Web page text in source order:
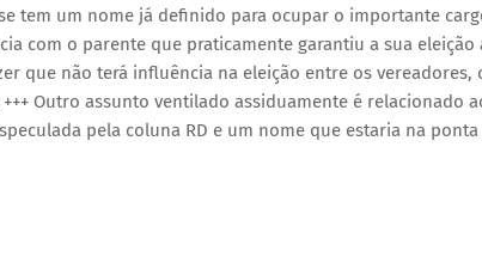
tem um nome já definido para ocupar o importante
com o parente que praticamente garantiu a sua eleição
que não terá influência na eleição entre os vereadores,
Outro assunto ventilado assiduamente é relacionado
pela coluna RD e um nome que estaria na ponta